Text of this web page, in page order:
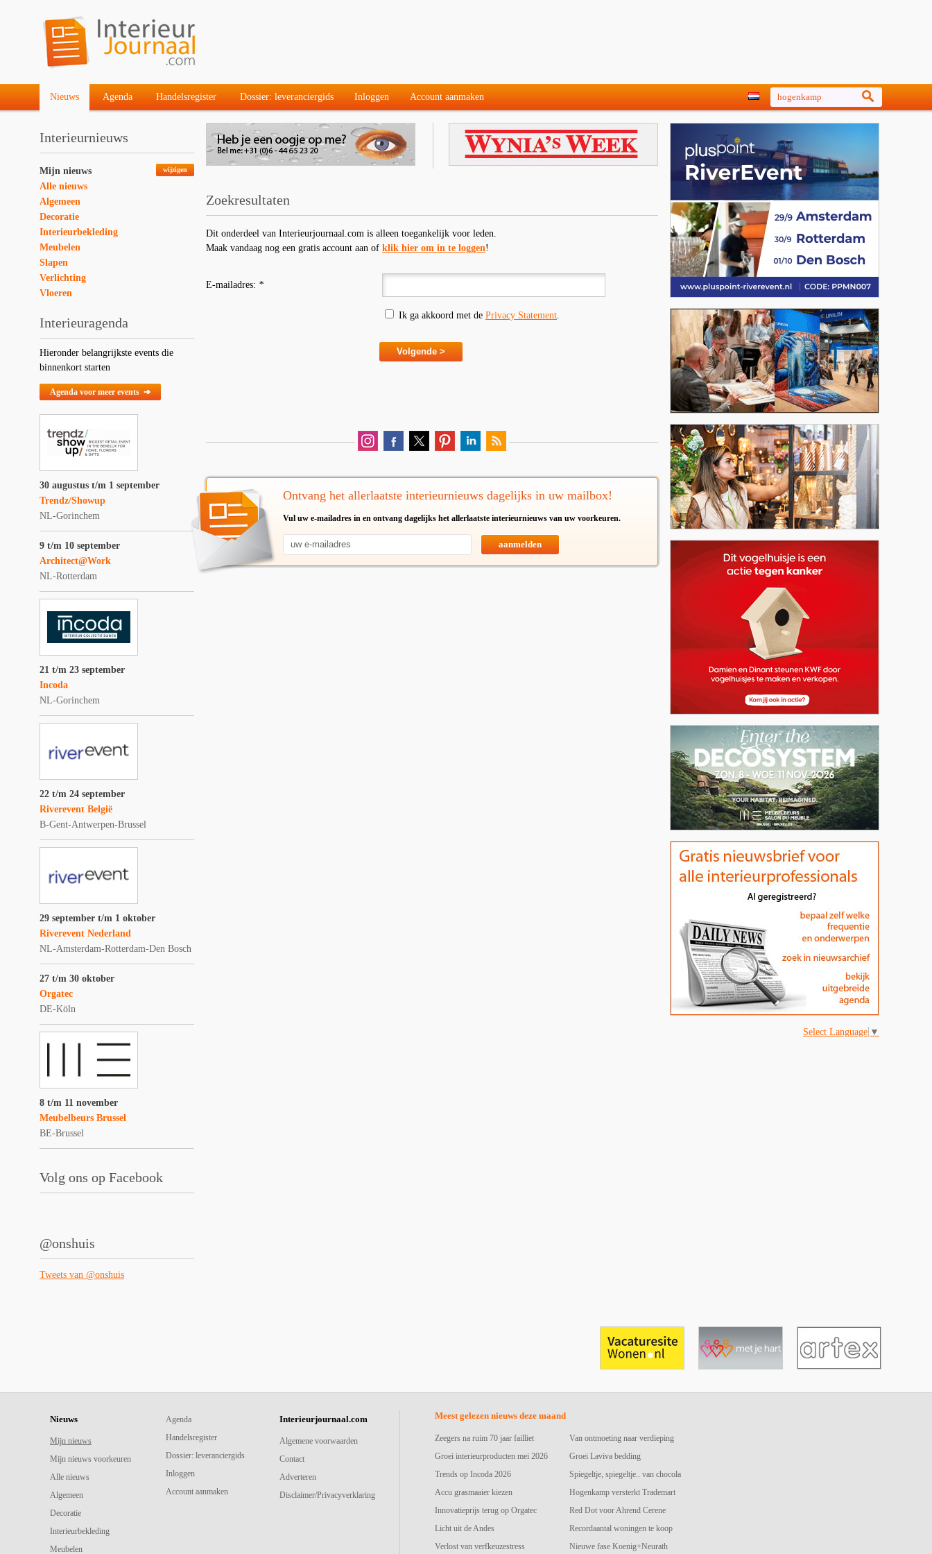
Nieuws Agenda Handelsregister Dossier: leveranciergids Inloggen Account aanmaken
Interieurnieuws
wijzigen
Mijn nieuws
Alle nieuws
Algemeen
Decoratie
Interieurbekleding
Meubelen
Slapen
Verlichting
Vloeren
Interieuragenda
Hieronder belangrijkste events die
binnenkort starten
Agenda voor meer events ➔
30 augustus t/m 1 september
Trendz/Showup
NL-Gorinchem
9 t/m 10 september
Architect@Work
NL-Rotterdam
21 t/m 23 september
Incoda
NL-Gorinchem
22 t/m 24 september
Riverevent België
B-Gent-Antwerpen-Brussel
29 september t/m 1 oktober
Riverevent Nederland
NL-Amsterdam-Rotterdam-Den Bosch
27 t/m 30 oktober
Orgatec
DE-Köln
8 t/m 11 november
Meubelbeurs Brussel
BE-Brussel
Volg ons op Facebook
@onshuis
Tweets van @onshuis
Zoekresultaten
Dit onderdeel van Interieurjournaal.com is alleen toegankelijk voor leden.
Maak vandaag nog een gratis account aan of klik hier om in te loggen!
E-mailadres: *
Ik ga akkoord met de Privacy Statement.
Ontvang het allerlaatste interieurnieuws dagelijks in uw mailbox!
Vul uw e-mailadres in en ontvang dagelijks het allerlaatste interieurnieuws van uw voorkeuren.
aanmelden
Select Language ▼
Nieuws
Mijn nieuws
Mijn nieuws voorkeuren
Alle nieuws
Algemeen
Decoratie
Interieurbekleding
Meubelen
Agenda
Handelsregister
Dossier: leveranciergids
Inloggen
Account aanmaken
Interieurjournaal.com
Algemene voorwaarden
Contact
Adverteren
Disclaimer/Privacyverklaring
Meest gelezen nieuws deze maand
Zeegers na ruim 70 jaar failliet
Groei interieurproducten mei 2026
Trends op Incoda 2026
Accu grasmaaier kiezen
Innovatieprijs terug op Orgatec
Licht uit de Andes
Verlost van verfkeuzestress
Van ontmoeting naar verdieping
Groei Laviva bedding
Spiegeltje, spiegeltje.. van chocola
Hogenkamp versterkt Trademart
Red Dot voor Ahrend Cerene
Recordaantal woningen te koop
Nieuwe fase Koenig+Neurath